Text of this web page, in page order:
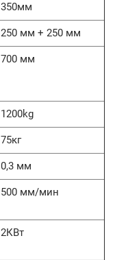
350мм
250 мм + 250 мм
700 мм
1200kg
75кг
0,3 мм
500 мм/мин
2КВт